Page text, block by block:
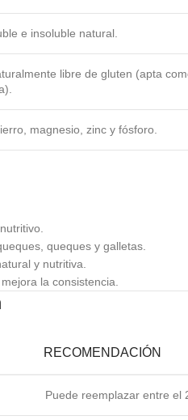
e insoluble natural.
libre de gluten (apta
magnesio, zinc y fósforo.
queques y galletas.
y nutritiva.
la consistencia.
RECOMENDACIÓN
Puede reemplazar entre el